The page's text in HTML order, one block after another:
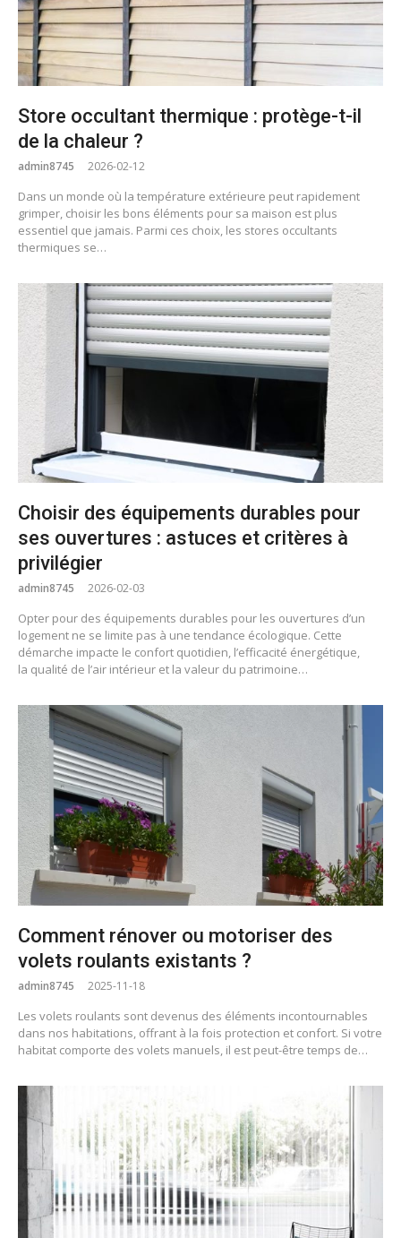
Store occultant thermique : protège-t-il
de la chaleur ?
admin8745 2026-02-12
Dans un monde où la température extérieure peut rapidement
grimper, choisir les bons éléments pour sa maison est plus
essentiel que jamais. Parmi ces choix, les stores occultants
thermiques se…
Choisir des équipements durables pour
ses ouvertures : astuces et critères à
privilégier
admin8745 2026-02-03
Opter pour des équipements durables pour les ouvertures d’un
logement ne se limite pas à une tendance écologique. Cette
démarche impacte le confort quotidien, l’efficacité énergétique,
la qualité de l’air intérieur et la valeur du patrimoine…
Comment rénover ou motoriser des
volets roulants existants ?
admin8745 2025-11-18
Les volets roulants sont devenus des éléments incontournables
dans nos habitations, offrant à la fois protection et confort. Si votre
habitat comporte des volets manuels, il est peut-être temps de…